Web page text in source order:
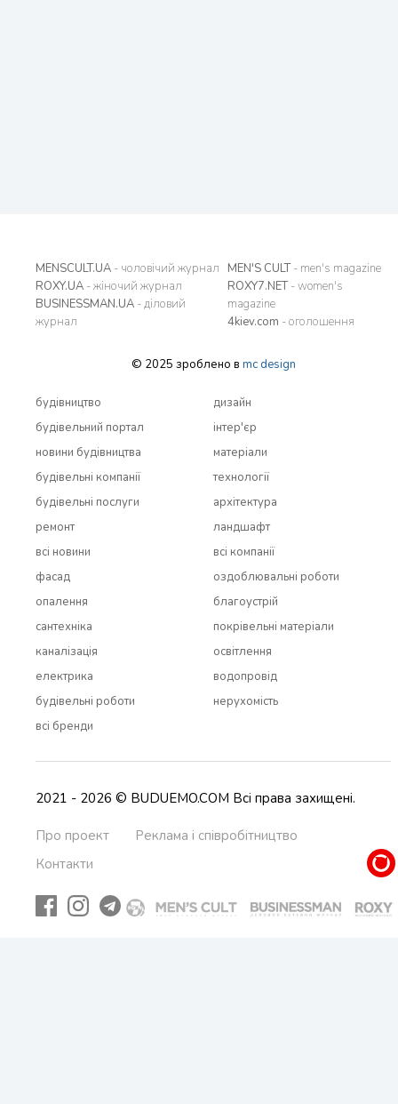
MENSCULT.UA - чоловічий журнал
ROXY.UA - жіночий журнал
BUSINESSMAN.UA - діловий
журнал
MEN'S CULT- men's magazine
ROXY7.NET- women's
magazine
4kiev.com - оголошення
© 2025 зроблено в mc design
будівництво
будівельний портал
новини будівництва
будівельні компанії
будівельні послуги
ремонт
всi новини
дизайн
інтер'єр
матеріали
технології
архітектура
ландшафт
всi компанії
фасад
опалення
сантехніка
каналізація
електрика
будівельні роботи
всi бренди
оздоблювальні роботи
благоустрій
покрівельні матеріали
освітлення
водопровід
нерухомість
2021 - 2026 © BUDUEMO.COM Всі права захищені.
Про проект
Реклама і співробітництво
Контакти